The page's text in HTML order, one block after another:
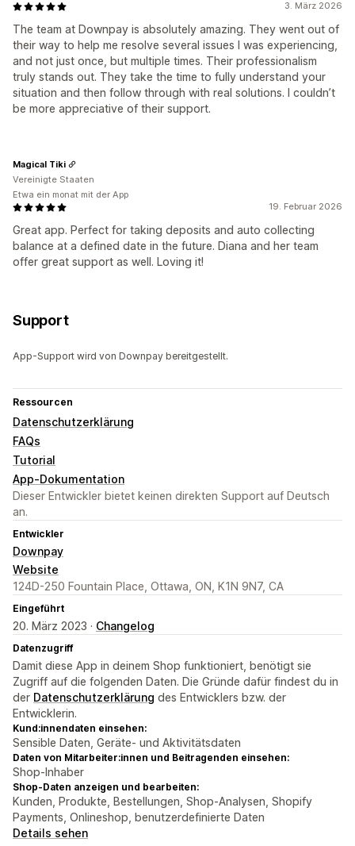
3. März 2026
The team at Downpay is absolutely amazing. They went out of
their way to help me resolve several issues I was experiencing,
and not just once, but multiple times. Their professionalism
truly stands out. They take the time to fully understand your
situation and then follow through with real solutions. I couldn’t
be more appreciative of their support.
19. Februar 2026
Great app. Perfect for taking deposits and auto collecting
balance at a defined date in the future. Diana and her team
offer great support as well. Loving it!
Magical Tiki
Vereinigte Staaten
Etwa ein monat mit der App
Support
App-Support wird von Downpay bereitgestellt.
Ressourcen
Datenschutzerklärung
FAQs
Tutorial
App-Dokumentation
Dieser Entwickler bietet keinen direkten Support auf Deutsch
an.
Entwickler
Downpay
Website
124D-250 Fountain Place, Ottawa, ON, K1N 9N7, CA
Eingeführt
20. März 2023 · Changelog
Datenzugriff
Damit diese App in deinem Shop funktioniert, benötigt sie
Zugriff auf die folgenden Daten. Die Gründe dafür findest du in
der Datenschutzerklärung des Entwicklers bzw. der
Entwicklerin.
Kund:innendaten einsehen:
Sensible Daten, Geräte- und Aktivitätsdaten
Daten von Mitarbeiter:innen und Beitragenden einsehen:
Shop-Inhaber
Shop-Daten anzeigen und bearbeiten:
Kunden, Produkte, Bestellungen, Shop-Analysen, Shopify
Payments, Onlineshop, benutzerdefinierte Daten
Details sehen